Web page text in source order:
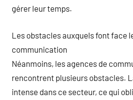
gérer leur temps.
Les obstacles auxquels font face
communication
Néanmoins, les agences de
rencontrent plusieurs obstacles.
intense dans ce secteur, ce qui